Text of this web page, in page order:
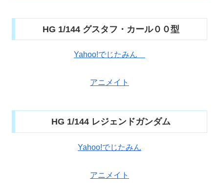
HG 1/144 グスタフ・カール００型
Yahoo!でじたみん
アニメイト
HG 1/144 レジェンドガンダム
Yahoo!でじたみん
アニメイト